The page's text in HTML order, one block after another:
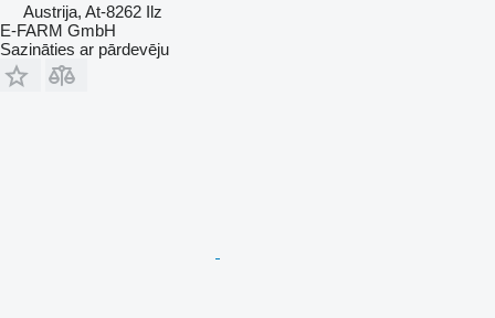
Austrija, At-8262 Ilz
E-FARM GmbH
Sazināties ar pārdevēju